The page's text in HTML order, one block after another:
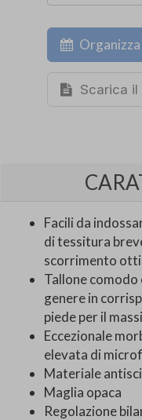
Scarica il
Facili da
di tessitura
scorrimento
Tallone comodo
genere in
piede per il
Eccezionale
elevata di
Materiale
Maglia opaca
Regolazione